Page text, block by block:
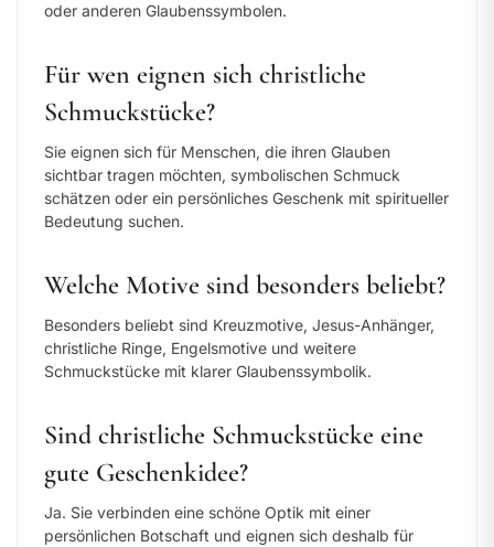
oder anderen Glaubenssymbolen.
Für wen eignen sich christliche
Schmuckstücke?
Sie eignen sich für Menschen, die ihren Glauben
sichtbar tragen möchten, symbolischen Schmuck
schätzen oder ein persönliches Geschenk mit spiritueller
Bedeutung suchen.
Welche Motive sind besonders beliebt?
Besonders beliebt sind Kreuzmotive, Jesus-Anhänger,
christliche Ringe, Engelsmotive und weitere
Schmuckstücke mit klarer Glaubenssymbolik.
Sind christliche Schmuckstücke eine
gute Geschenkidee?
Ja. Sie verbinden eine schöne Optik mit einer
persönlichen Botschaft und eignen sich deshalb für